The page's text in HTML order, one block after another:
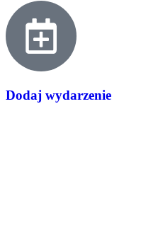
Dodaj wydarzenie